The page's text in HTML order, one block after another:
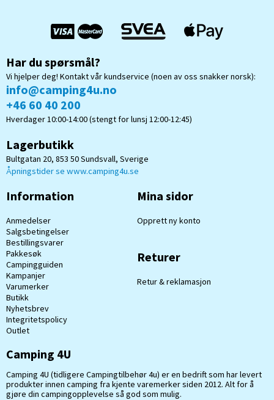
Har du spørsmål?
Vi hjelper deg! Kontakt vår kundservice (noen av oss snakker norsk):
info@camping4u.no
+46 60 40 200
Hverdager 10:00-14:00 (stengt for lunsj 12:00-12:45)
Lagerbutikk
Bultgatan 20, 853 50 Sundsvall, Sverige
Åpningstider se www.camping4u.se
Information
Anmedelser
Salgsbetingelser
Bestillingsvarer
Pakkesøk
Campingguiden
Kampanjer
Varumerker
Butikk
Nyhetsbrev
Integritetspolicy
Outlet
Mina sidor
Opprett ny konto
Returer
Retur & reklamasjon
Camping 4U
Camping 4U (tidligere Campingtilbehør 4u) er en bedrift som har levert
produkter innen camping fra kjente varemerker siden 2012. Alt for å
gjøre din campingopplevelse så god som mulig.